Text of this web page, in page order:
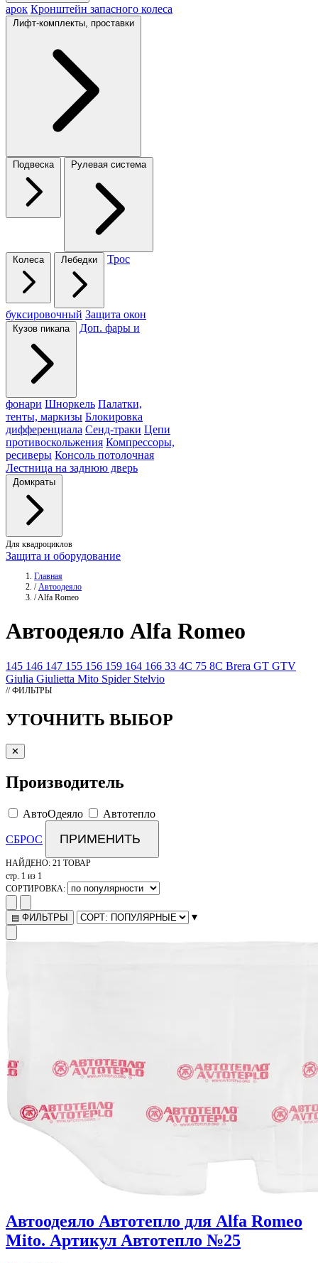
арок Кронштейн запасного колеса
Лифт-комплекты, проставки
Подвеска Рулевая система
Колеса Лебедки Трос
буксировочный Защита окон
Кузов пикапа Доп. фары и
фонари Шноркель Палатки,
тенты, маркизы Блокировка
дифференциала Сенд-траки Цепи
противоскольжения Компрессоры,
ресиверы Консоль потолочная
Лестница на заднюю дверь
Домкраты
Для квадроциклов
Защита и оборудование
Главная
/ Автоодеяло
/Alfa Romeo
Автоодеяло Alfa Romeo
145 146 147 155 156 159 164 166 33 4C 75 8C Brera GT GTV
Giulia Giulietta Mito Spider Stelvio
// ФИЛЬТРЫ
УТОЧНИТЬ ВЫБОР
✕
Производитель
АвтоОдеяло Автотепло
СБРОС ПРИМЕНИТЬ
НАЙДЕНО: 21 ТОВАР
стр. 1 из 1
СОРТИРОВКА:
▤ ФИЛЬТРЫ ▾
Автоодеяло Автотепло для Alfa Romeo
Mito. Артикул Автотепло №25